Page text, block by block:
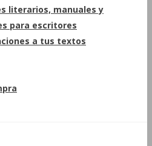
literarios, manuales y
para escritores
a tus textos